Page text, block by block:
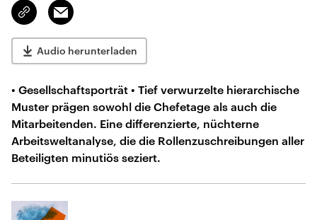
Link
kopieren/teilen
Email
Audio herunterladen
• Gesellschaftsporträt • Tief verwurzelte hierarchische
Muster prägen sowohl die Chefetage als auch die
Mitarbeitenden. Eine differenzierte, nüchterne
Arbeitsweltanalyse, die die Rollenzuschreibungen aller
Beteiligten minutiös seziert.